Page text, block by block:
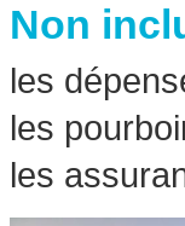
Non
les
les
les